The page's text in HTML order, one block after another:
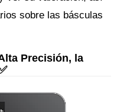
sobre las básculas
Precisión, la